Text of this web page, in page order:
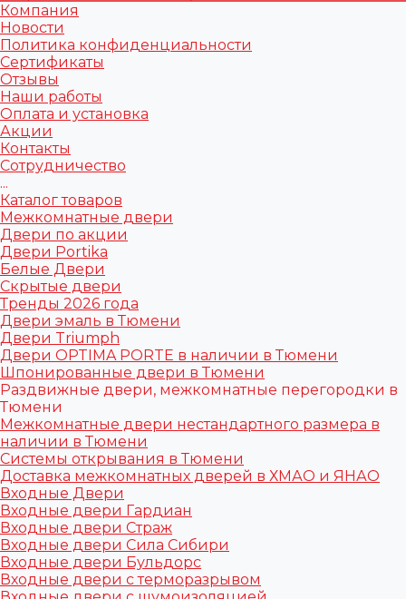
Компания
Новости
Политика конфиденциальности
Сертификаты
Отзывы
Наши работы
Оплата и установка
Акции
Контакты
Сотрудничество
...
Каталог товаров
Межкомнатные двери
Двери по акции
Двери Portika
Белые Двери
Скрытые двери
Тренды 2026 года
Двери эмаль в Тюмени
Двери Triumph
Двери OPTIMA PORTE в наличии в Тюмени
Шпонированные двери в Тюмени
Раздвижные двери, межкомнатные перегородки в
Тюмени
Межкомнатные двери нестандартного размера в
наличии в Тюмени
Системы открывания в Тюмени
Доставка межкомнатных дверей в ХМАО и ЯНАО
Входные Двери
Входные двери Гардиан
Входные двери Страж
Входные двери Сила Сибири
Входные двери Бульдорс
Входные двери с терморазрывом